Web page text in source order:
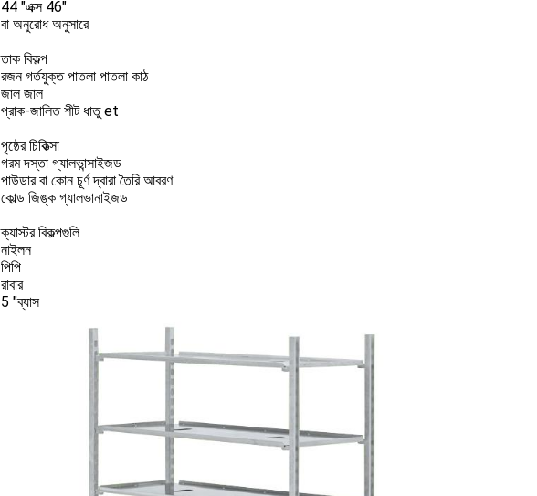
44 "এক্স 46"
বা অনুরোধ অনুসারে
তাক বিকল্প
রজন গর্তযুক্ত পাতলা পাতলা কাঠ
জাল জাল
প্রাক-জালিত শীট ধাতু et
পৃষ্ঠের চিকিত্সা
গরম দস্তা গ্যালভান্সাইজড
পাউডার বা কোন চূর্ণ দ্বারা তৈরি আবরণ
কোল্ড জিঙ্ক গ্যালভানাইজড
ক্যাস্টর বিকল্পগুলি
নাইলন
পিপি
রাবার
5 "ব্যাস